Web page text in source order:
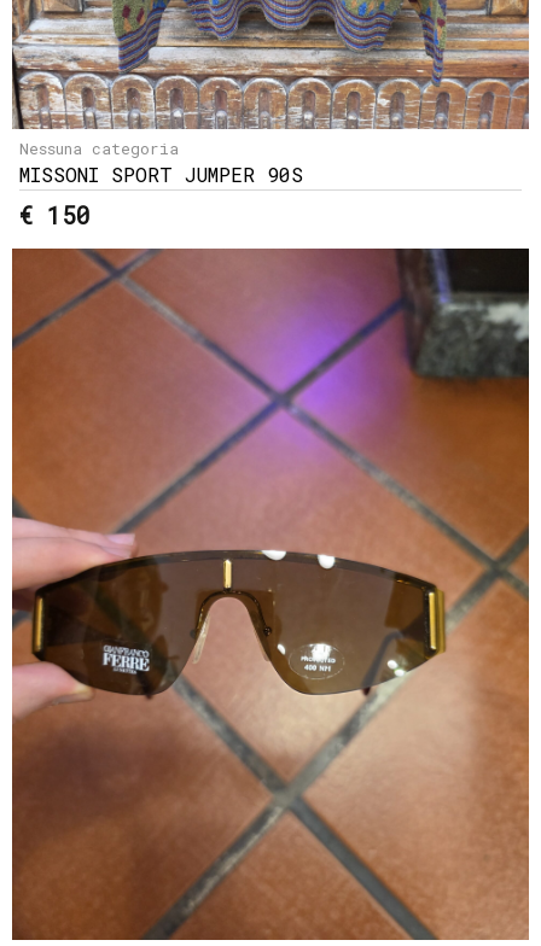
Nessuna categoria
MISSONI SPORT JUMPER 90S
€ 150